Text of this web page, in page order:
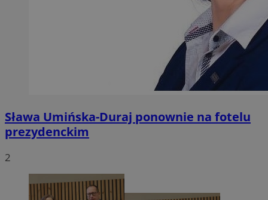
Sława Umińska-Duraj ponownie na fotelu
prezydenckim
2